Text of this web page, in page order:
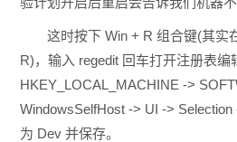
这时按下 Win + R 组合键(其实
R)，输入 regedit 回车打开注册表编
HKEY_LOCAL_MACHINE ->
WindowsSelfHost -> UI ->
为 Dev 并保存。